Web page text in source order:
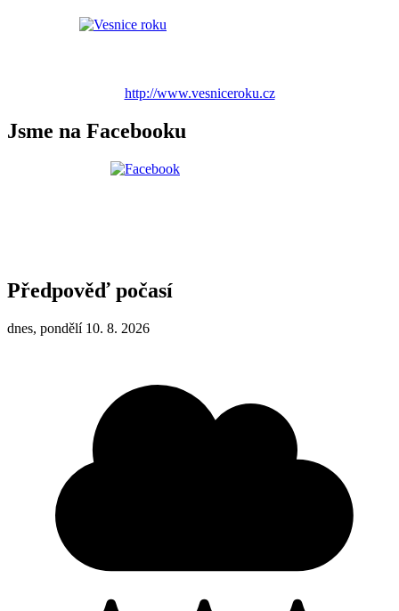
http://www.vesniceroku.cz
Jsme na Facebooku
Předpověď počasí
dnes, pondělí 10. 8. 2026